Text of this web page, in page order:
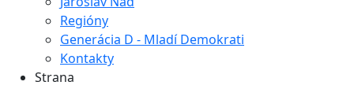
Regióny
Generácia D - Mladí Demokrati
Kontakty
Strana